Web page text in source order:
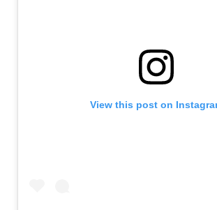
View this post on